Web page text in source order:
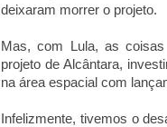
deixaram morrer o projeto.
Mas, com Lula, as
projeto de Alcântara,
na área espacial com
Infelizmente, tivemos o